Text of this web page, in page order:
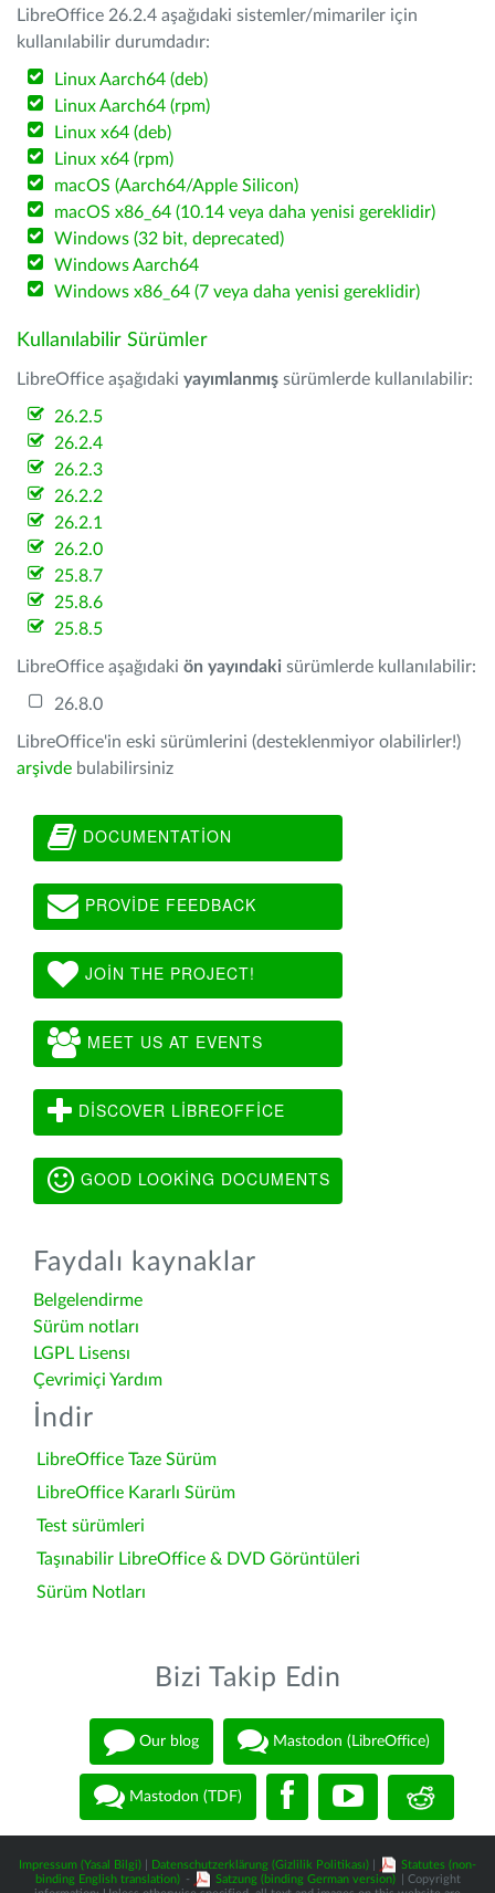
LibreOffice 26.2.4 aşağıdaki sistemler/mimariler için
kullanılabilir durumdadır:
Linux Aarch64 (deb)
Linux Aarch64 (rpm)
Linux x64 (deb)
Linux x64 (rpm)
macOS (Aarch64/Apple Silicon)
macOS x86_64 (10.14 veya daha yenisi gereklidir)
Windows (32 bit, deprecated)
Windows Aarch64
Windows x86_64 (7 veya daha yenisi gereklidir)
Kullanılabilir Sürümler
LibreOffice aşağıdaki yayımlanmış sürümlerde kullanılabilir:
26.2.5
26.2.4
26.2.3
26.2.2
26.2.1
26.2.0
25.8.7
25.8.6
25.8.5
LibreOffice aşağıdaki ön yayındaki sürümlerde kullanılabilir:
26.8.0
LibreOffice'in eski sürümlerini (desteklenmiyor olabilirler!)
arşivde bulabilirsiniz
DOCUMENTATION
PROVIDE FEEDBACK
JOIN THE PROJECT!
MEET US AT EVENTS
DISCOVER LIBREOFFICE
GOOD LOOKING DOCUMENTS
Faydalı kaynaklar
Belgelendirme
Sürüm notları
LGPL Lisensı
Çevrimiçi Yardım
İndir
LibreOffice Taze Sürüm
LibreOffice Kararlı Sürüm
Test sürümleri
Taşınabilir LibreOffice & DVD Görüntüleri
Sürüm Notları
Bizi Takip Edin
Our blog Mastodon (LibreOffice)
Mastodon (TDF)
Impressum (Yasal Bilgi) Datenschutzerklärung (Gizlilik Politikası)
Statutes (non-
binding English translation) - Satzung (binding German version)
| Copyright